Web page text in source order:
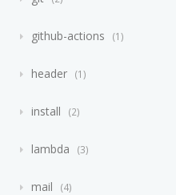
github-actions 1
header 1
install 2
lambda 3
mail 4